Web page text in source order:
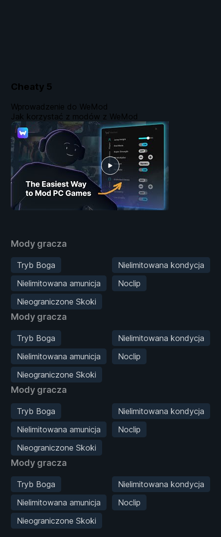
Cheaty 5
Mody gracza
Tryb Boga
Nielimitowana kondycja
Nielimitowana amunicja
Noclip
Nieograniczone Skoki
Mody gracza
Tryb Boga
Nielimitowana kondycja
Nielimitowana amunicja
Noclip
Nieograniczone Skoki
Mody gracza
Tryb Boga
Nielimitowana kondycja
Nielimitowana amunicja
Noclip
Nieograniczone Skoki
Mody gracza
Tryb Boga
Nielimitowana kondycja
Nielimitowana amunicja
Noclip
Nieograniczone Skoki
Wprowadzenie do WeMod
Jak korzystać z modów z WeMod